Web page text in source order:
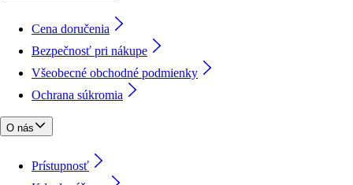
Cena doručenia
Bezpečnosť pri nákupe
Všeobecné obchodné podmienky
Ochrana súkromia
O nás
Prístupnosť